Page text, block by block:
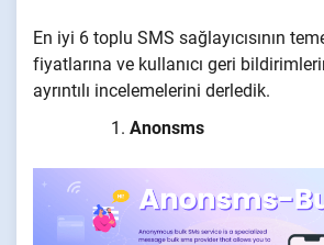
En iyi 6 toplu SMS sağlayıcısının
fiyatlarına ve kullanıcı geri
ayrıntılı incelemelerini derledik.
Anonsms